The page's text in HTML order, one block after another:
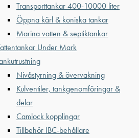
Transporttankar 400-10000 liter
Öppna kärl & koniska tankar
Marina vatten & septiktankar
Under Mark
Nivåstyrning & övervakning
Kulventiler, tankgenomföringar &
delar
Camlock kopplingar
Tillbehör IBC-behållare